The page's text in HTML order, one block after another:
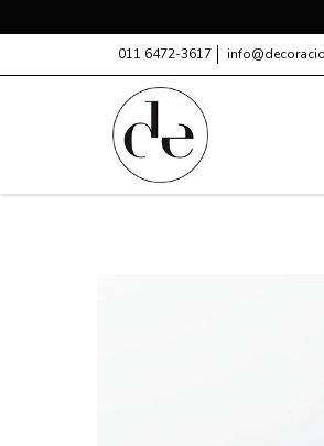
011 6472-3617